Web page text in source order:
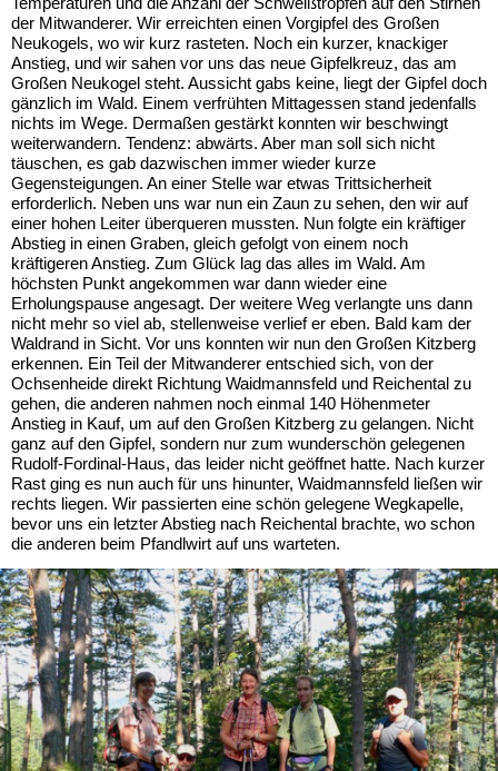
der Mitwanderer. Wir erreichten einen Vorgipfel des Großen
Neukogels, wo wir kurz rasteten. Noch ein kurzer, knackiger
Anstieg, und wir sahen vor uns das neue Gipfelkreuz, das am
Großen Neukogel steht. Aussicht gabs keine, liegt der Gipfel doch
gänzlich im Wald. Einem verfrühten Mittagessen stand jedenfalls
nichts im Wege. Dermaßen gestärkt konnten wir beschwingt
weiterwandern. Tendenz: abwärts. Aber man soll sich nicht
täuschen, es gab dazwischen immer wieder kurze
Gegensteigungen. An einer Stelle war etwas Trittsicherheit
erforderlich. Neben uns war nun ein Zaun zu sehen, den wir auf
einer hohen Leiter überqueren mussten. Nun folgte ein kräftiger
Abstieg in einen Graben, gleich gefolgt von einem noch
kräftigeren Anstieg. Zum Glück lag das alles im Wald. Am
höchsten Punkt angekommen war dann wieder eine
Erholungspause angesagt. Der weitere Weg verlangte uns dann
nicht mehr so viel ab, stellenweise verlief er eben. Bald kam der
Waldrand in Sicht. Vor uns konnten wir nun den Großen Kitzberg
erkennen. Ein Teil der Mitwanderer entschied sich, von der
Ochsenheide direkt Richtung Waidmannsfeld und Reichental zu
gehen, die anderen nahmen noch einmal 140 Höhenmeter
Anstieg in Kauf, um auf den Großen Kitzberg zu gelangen. Nicht
ganz auf den Gipfel, sondern nur zum wunderschön gelegenen
Rudolf-Fordinal-Haus, das leider nicht geöffnet hatte. Nach kurzer
Rast ging es nun auch für uns hinunter, Waidmannsfeld ließen wir
rechts liegen. Wir passierten eine schön gelegene Wegkapelle,
bevor uns ein letzter Abstieg nach Reichental brachte, wo schon
die anderen beim Pfandlwirt auf uns warteten.